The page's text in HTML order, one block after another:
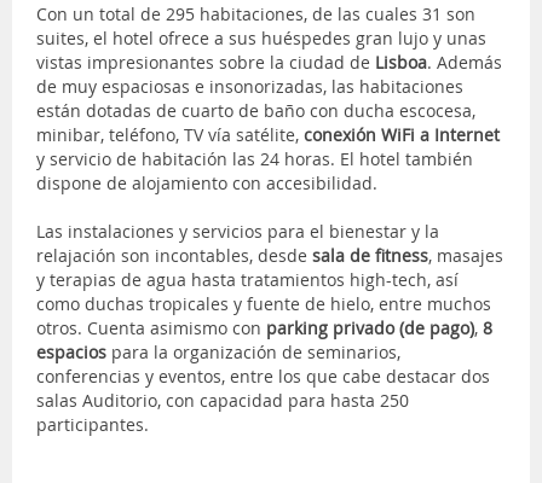
Con un total de 295 habitaciones, de las cuales 31 son
suites, el hotel ofrece a sus huéspedes gran lujo y unas
vistas impresionantes sobre la ciudad de Lisboa. Además
de muy espaciosas e insonorizadas, las habitaciones
están dotadas de cuarto de baño con ducha escocesa,
minibar, teléfono, TV vía satélite, conexión WiFi a Internet
y servicio de habitación las 24 horas. El hotel también
dispone de alojamiento con accesibilidad.
Las instalaciones y servicios para el bienestar y la
relajación son incontables, desde sala de fitness, masajes
y terapias de agua hasta tratamientos high-tech, así
como duchas tropicales y fuente de hielo, entre muchos
otros. Cuenta asimismo con parking privado (de pago), 8
espacios para la organización de seminarios,
conferencias y eventos, entre los que cabe destacar dos
salas Auditorio, con capacidad para hasta 250
participantes.